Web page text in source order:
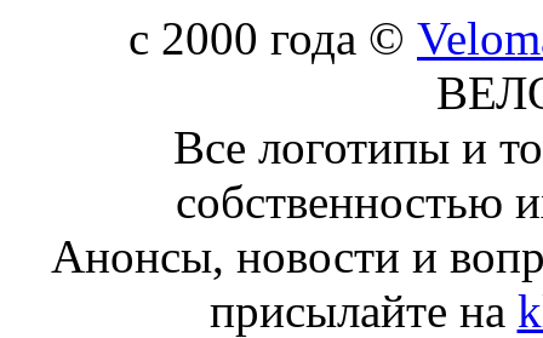
c 2000 года ©
Все логотипы и
собственностью
Анонсы, новости и
присылайте на